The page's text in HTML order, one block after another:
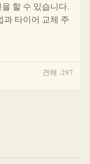
할 수 있습니다.
과 타이어 교체 주
견해 :297